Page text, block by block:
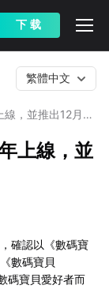
下 载
，並推出12月聯
繁體中文
上線，並
確認以《數碼寶
數碼寶貝
碼寶貝愛好者而